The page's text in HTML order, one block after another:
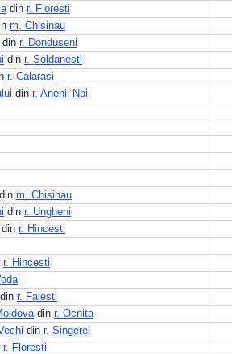
din r. Floresti
m. Chisinau
din r. Donduseni
din r. Soldanesti
r. Calarasi
din r. Anenii Noi
din m. Chisinau
din r. Ungheni
din r. Hincesti
r. Hincesti
din r. Falesti
din r. Ocnita
din r. Singerei
r. Floresti